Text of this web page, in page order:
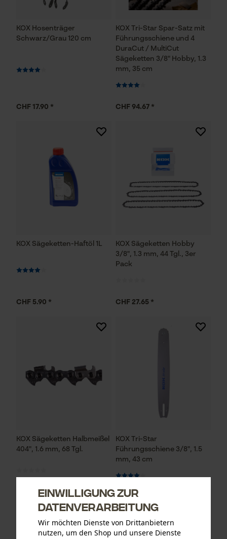
KOX Hosenträger
Schwarz/Grau 120 cm
CHF 17.90 *
KOX Tri-Star Spar-Satz mit
Führungsschiene und 4
DuraCut / MultiCut
Sägeketten 3/8" Hobby, 1.3
mm, 35 cm
CHF 94.67 *
KOX Sägeketten-Haftöl 1L
CHF 5.90 *
KOX Sägeketten Hobby
3/8", 1.3 mm, 44 Tgl., 3er
Pack
CHF 27.65 *
KOX Sägeketten Halbmeißel
404", 1.6 mm, 68 Tgl.
CHF 16.99 *
KOX Tri-Star
Führungsschiene 3/8", 1.5
mm, 43 cm
CHF 28.73 *
Einwilligung zur
Datenverarbeitung
Wir möchten Dienste von Drittanbietern
nutzen, um den Shop und unsere Dienste